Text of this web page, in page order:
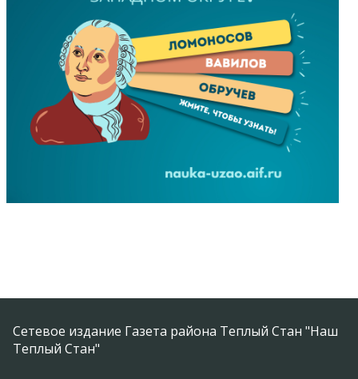
Сетевое издание Газета района Теплый Стан "Наш
Теплый Стан"